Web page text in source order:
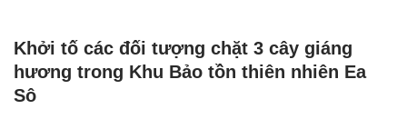
Khởi tố các đối tượng chặt 3 cây giáng
hương trong Khu Bảo tồn thiên nhiên Ea
Sô